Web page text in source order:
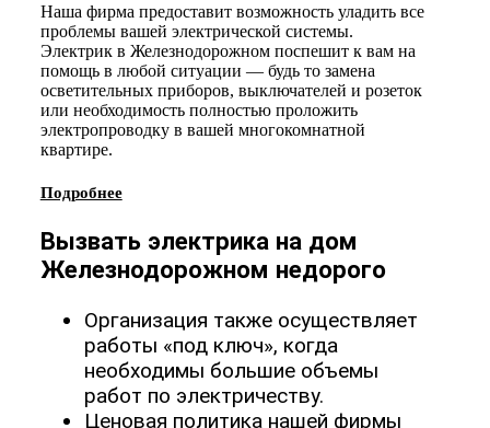
Наша фирма предоставит возможность уладить все
проблемы вашей электрической системы.
Электрик в Железнодорожном поспешит к вам на
помощь в любой ситуации — будь то замена
осветительных приборов, выключателей и розеток
или необходимость полностью проложить
электропроводку в вашей многокомнатной
квартире.
Подробнее
Вызвать электрика на дом
Железнодорожном недорого
Организация также осуществляет
работы «под ключ», когда
необходимы большие объемы
работ по электричеству.
Ценовая политика нашей фирмы